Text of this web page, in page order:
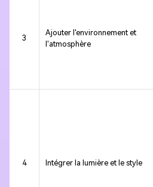
3
Ajouter l'environnement et
l'atmosphère
4 Intégrer la lumière et le style